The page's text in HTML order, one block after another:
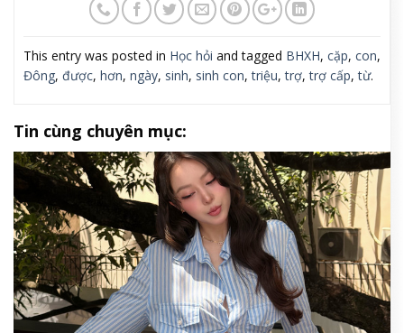
This entry was posted in Học hỏi and tagged BHXH, cặp, con,
Đông, được, hơn, ngày, sinh, sinh con,triệu,trợ,trợ cấp,từ.
Tin cùng chuyên mục: